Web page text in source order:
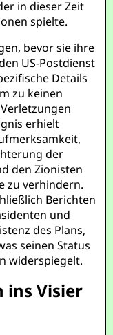
in dieser Zeit
spielte.
bevor sie ihre
US-Postdienst
Details
zu keinen
erhielt
der
den Zionisten
zu verhindern.
Berichten
und
des Plans,
seinen Status
widerspiegelt.
ins Visier